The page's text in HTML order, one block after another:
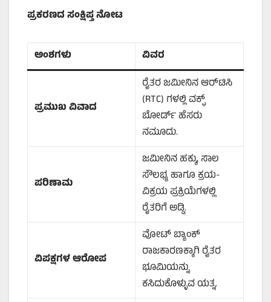
ಪ್ರಕರಣದಸಂಕ್ಷಿಪ್ತನೋಟ
ಅಂಶಗಳು ವಿವರ
ಪ್ರಮುಖವಿವಾದ
ರೈತರ ಜಮೀನಿನ ಆರ್​​ಟಿಸಿ
(RTC) ಗಳಲ್ಲಿ ವಕ್ಫ್
ಬೋರ್ಡ್ ಹೆಸರು
ನಮೂದು.
ಪರಿಣಾಮ
ಜಮೀನಿನ ಹಕ್ಕು, ಸಾಲ
ಸೌಲಭ್ಯ ಹಾಗೂ ಕ್ರಯ-
ವಿಕ್ರಯ ಪ್ರಕ್ರಿಯೆಗಳಲ್ಲಿ
ರೈತರಿಗೆ ಅಡ್ಡಿ.
ವಿಪಕ್ಷಗಳಆರೋಪ
ವೋಟ್ ಬ್ಯಾಂಕ್
ರಾಜಕಾರಣಕ್ಕಾಗಿ ರೈತರ
ಭೂಮಿಯನ್ನು
ಕಸಿದುಕೊಳ್ಳುವ ಯತ್ನ.